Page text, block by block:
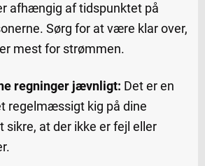
afhængig af tidspunktet på
Sørg for at være klar over,
mest for strømmen.
regninger jævnligt: Det er en
regelmæssigt kig på dine
sikre, at der ikke er fejl eller